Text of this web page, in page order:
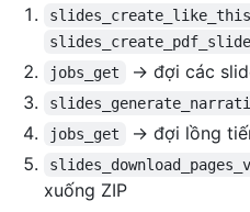
slides_create_like_this
jobs_get
→ đợi các
jobs_get → đợi lồng
xuống ZIP